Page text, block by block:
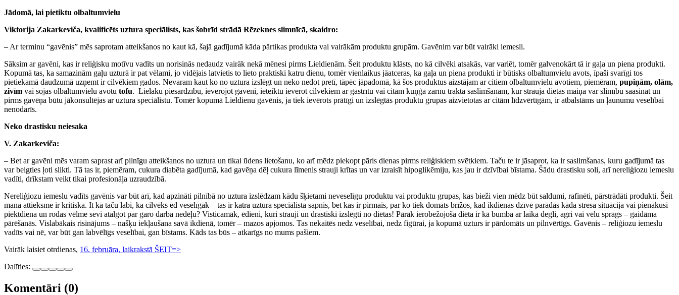
Jādomā, lai pietiktu olbaltumvielu
Viktorija Zakarkeviča, kvalificēts uztura speciālists, kas šobrīd strādā Rēzeknes slimnīcā, skaidro:
– Ar terminu “gavēnis” mēs saprotam atteikšanos no kaut kā, šajā gadījumā kāda pārtikas produkta vai vairākām produktu grupām. Gavēnim var būt vairāki iemesli.
Sāksim ar gavēni, kas ir reliģisku motīvu vadīts un norisinās nedaudz vairāk nekā mēnesi pirms Lieldienām. Šeit produktu klāsts, no kā cilvēki atsakās, var variēt, tomēr galvenokārt tā ir gaļa un piena produkti.
Kopumā tas, ka samazinām gaļu uzturā ir pat vēlami, jo vidējais latvietis to lieto praktiski katru dienu, tomēr vienlaikus jāatceras, ka gaļa un piena produkti ir būtisks olbaltumvielu avots, īpaši svarīgi tos
pietiekamā daudzumā uzņemt ir cilvēkiem gados. Nevaram kaut ko no uztura izslēgt un neko nedot pretī, tāpēc jāpadomā, kā šos produktus aizstājam ar citiem olbaltumvielu avotiem, piemēram, pupiņām, olām,
zivīm vai sojas olbaltumvielu avotu tofu. Lielāku piesardzību, ievērojot gavēni, ieteiktu ievērot cilvēkiem ar gastrītu vai citām kuņģa zarnu trakta saslimšanām, kur strauja diētas maiņa var slimību saasināt un
pirms gavēņa būtu jākonsultējas ar uztura speciālistu. Tomēr kopumā Lieldienu gavēnis, ja tiek ievērots prātīgi un izslēgtās produktu grupas aizvietotas ar citām līdzvērtīgām, ir atbalstāms un ļaunumu veselībai
nenodarīs.
Neko drastisku neiesaka
V. Zakarkeviča:
– Bet ar gavēni mēs varam saprast arī pilnīgu atteikšanos no uztura un tikai ūdens lietošanu, ko arī mēdz piekopt pāris dienas pirms reliģiskiem svētkiem. Taču te ir jāsaprot, ka ir saslimšanas, kuru gadījumā tas
var beigties ļoti slikti. Tā tas ir, piemēram, cukura diabēta gadījumā, kad gavēņa dēļ cukura līmenis strauji krītas un var izraisīt hipoglikēmiju, kas jau ir dzīvībai bīstama. Šādu drastisku soli, arī nereliģiozu iemeslu
vadīti, drīkstam veikt tikai profesionāļa uzraudzībā.
Nereliģiozu iemeslu vadīts gavēnis var būt arī, kad apzināti pilnībā no uztura izslēdzam kādu šķietami neveselīgu produktu vai produktu grupas, kas bieži vien mēdz būt saldumi, rafinēti, pārstrādāti produkti. Šeit
mana attieksme ir kritiska. It kā taču labi, ka cilvēks ēd veselīgāk – tas ir katra uztura speciālista sapnis, bet kas ir pirmais, par ko tiek domāts brīžos, kad ikdienas dzīvē parādās kāda stresa situācija vai pienākusi
piektdiena un rodas vēlme sevi atalgot par garo darba nedēļu? Visticamāk, ēdieni, kuri strauji un drastiski izslēgti no diētas! Pārāk ierobežojoša diēta ir kā bumba ar laika degli, agri vai vēlu sprāgs – gaidāma
pārēšanās. Vislabākais risinājums – našķu iekļaušana savā ikdienā, tomēr – mazos apjomos. Tas nekaitēs nedz veselībai, nedz figūrai, ja kopumā uzturs ir pārdomāts un pilnvērtīgs. Gavēnis – reliģiozu iemeslu
vadīts vai nē, var būt gan labvēlīgs veselībai, gan bīstams. Kāds tas būs – atkarīgs no mums pašiem.
Vairāk laisiet otrdienas, 16. februāra, laikrakstā ŠEIT=>
Dalīties:
Komentāri (0)